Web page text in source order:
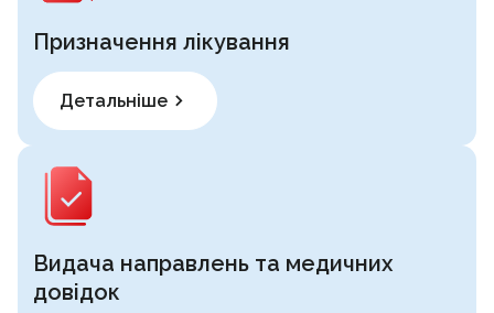
Призначення лікування
Детальніше
Видача направлень та медичних
довідок